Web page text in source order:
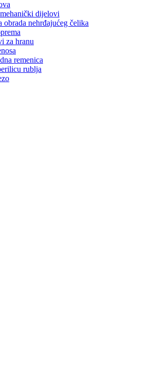
dijelovi
obrada nehrđajućeg čelika
za hranu
remenica
rublja